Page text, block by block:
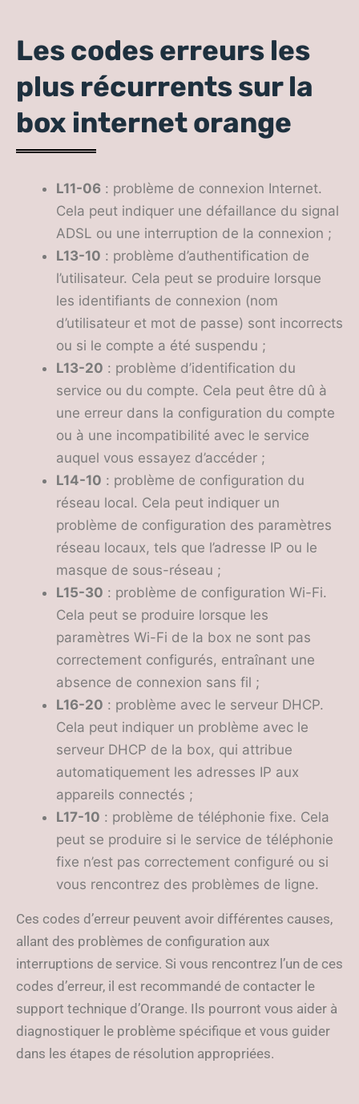
Les codes erreurs les
plus récurrents sur la
box internet orange
L11-06 : problème de connexion Internet.
Cela peut indiquer une défaillance du signal
ADSL ou une interruption de la connexion ;
L13-10 : problème d’authentification de
l’utilisateur. Cela peut se produire lorsque
les identifiants de connexion (nom
d’utilisateur et mot de passe) sont incorrects
ou si le compte a été suspendu ;
L13-20 : problème d’identification du
service ou du compte. Cela peut être dû à
une erreur dans la configuration du compte
ou à une incompatibilité avec le service
auquel vous essayez d’accéder ;
L14-10 : problème de configuration du
réseau local. Cela peut indiquer un
problème de configuration des paramètres
réseau locaux, tels que l’adresse IP ou le
masque de sous-réseau ;
L15-30 : problème de configuration Wi-Fi.
Cela peut se produire lorsque les
paramètres Wi-Fi de la box ne sont pas
correctement configurés, entraînant une
absence de connexion sans fil ;
L16-20 : problème avec le serveur DHCP.
Cela peut indiquer un problème avec le
serveur DHCP de la box, qui attribue
automatiquement les adresses IP aux
appareils connectés ;
L17-10 : problème de téléphonie fixe. Cela
peut se produire si le service de téléphonie
fixe n’est pas correctement configuré ou si
vous rencontrez des problèmes de ligne.
Ces codes d’erreur peuvent avoir différentes causes,
allant des problèmes de configuration aux
interruptions de service. Si vous rencontrez l’un de ces
codes d’erreur, il est recommandé de contacter le
support technique d’Orange. Ils pourront vous aider à
diagnostiquer le problème spécifique et vous guider
dans les étapes de résolution appropriées.